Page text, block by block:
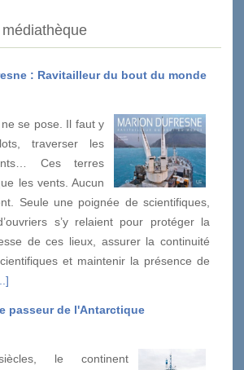
: Ravitailleur du bout du monde
se pose. Il faut y
traverser les
Ces terres
les vents. Aucun
Seule une poignée de scientifiques,
s’y relaient pour protéger la
de ces lieux, assurer la continuité
et maintenir la présence de
passeur de l'Antarctique
le continent